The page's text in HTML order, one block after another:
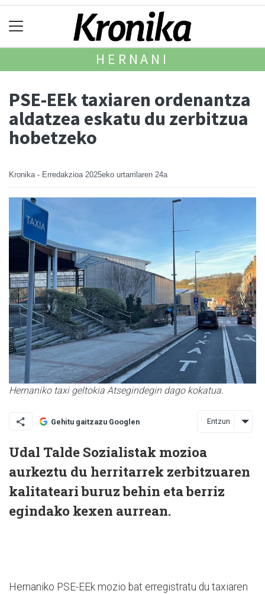
HERNANI
PSE-EEk taxiaren ordenantza
aldatzea eskatu du zerbitzua
hobetzeko
Kronika - Erredakzioa 2025eko urtarrilaren 24a
Hernaniko taxi geltokia Atsegindegin dago kokatua.
Gehitu gaitzazu Googlen Entzun
Udal Talde Sozialistak mozioa
aurkeztu du herritarrek zerbitzuaren
kalitateari buruz behin eta berriz
egindako kexen aurrean.
Hernaniko PSE-EEk mozio bat erregistratu du taxiaren